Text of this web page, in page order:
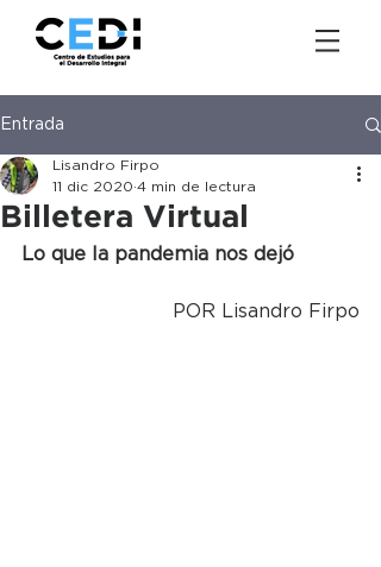
Entrada
Billetera Virtual
Lisandro Firpo
11 dic 2020 4 min de lectura
Lo que la pandemia nos dejó
POR Lisandro Firpo